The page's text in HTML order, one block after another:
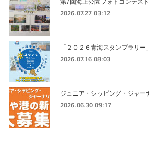
2026.07.27 03:12
「２０２６青海スタンプラリー
2026.07.16 08:03
ジュニア・シッピング・ジャー
2026.06.30 09:17